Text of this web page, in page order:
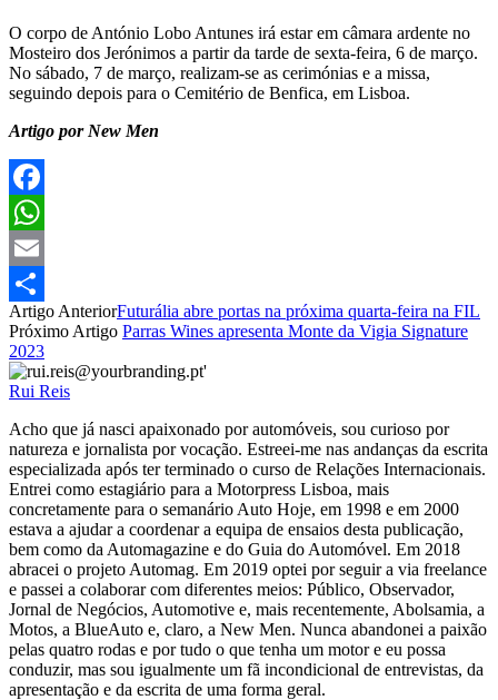
O corpo de António Lobo Antunes irá estar em câmara ardente no
Mosteiro dos Jerónimos a partir da tarde de sexta-feira, 6 de março.
No sábado, 7 de março, realizam-se as cerimónias e a missa,
seguindo depois para o Cemitério de Benfica, em Lisboa.
Artigo por New Men
Facebook
WhatsApp
Email
Partilhar
Artigo AnteriorFuturália abre portas na próxima quarta-feira na FIL
Próximo Artigo Parras Wines apresenta Monte da Vigia Signature
2023
Rui Reis
Acho que já nasci apaixonado por automóveis, sou curioso por
natureza e jornalista por vocação. Estreei-me nas andanças da escrita
especializada após ter terminado o curso de Relações Internacionais.
Entrei como estagiário para a Motorpress Lisboa, mais
concretamente para o semanário Auto Hoje, em 1998 e em 2000
estava a ajudar a coordenar a equipa de ensaios desta publicação,
bem como da Automagazine e do Guia do Automóvel. Em 2018
abracei o projeto Automag. Em 2019 optei por seguir a via freelance
e passei a colaborar com diferentes meios: Público, Observador,
Jornal de Negócios, Automotive e, mais recentemente, Abolsamia, a
Motos, a BlueAuto e, claro, a New Men. Nunca abandonei a paixão
pelas quatro rodas e por tudo o que tenha um motor e eu possa
conduzir, mas sou igualmente um fã incondicional de entrevistas, da
apresentação e da escrita de uma forma geral.